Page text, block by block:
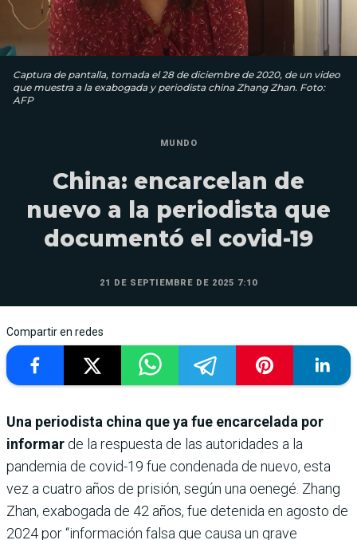
Captura de pantalla, tomada el 28 de diciembre de 2020, de un video
que muestra a la exabogada y periodista china Zhang Zhan. Foto:
AFP
MUNDO
China: encarcelan de
nuevo a la periodista que
documentó el covid-19
21 DE SEPTIEMBRE DE 2025 7:10
Compartir en redes
Una periodista china que ya fue encarcelada por
informar de la respuesta de las autoridades a la
pandemia de covid-19 fue condenada de nuevo, esta
vez a cuatro años de prisión, según una oenegé. Zhang
Zhan, exabogada de 42 años, fue detenida en agosto de
2024 por “información falsa que causa un grave